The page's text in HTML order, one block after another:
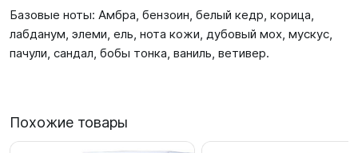
Базовые ноты: Амбра, бензоин, белый кедр, корица,
лабданум, элеми, ель, нота кожи, дубовый мох, мускус,
пачули, сандал, бобы тонка, ваниль, ветивер.
Похожие товары